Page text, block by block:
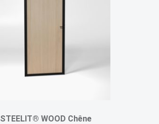
STEELIT® WOOD Chêne